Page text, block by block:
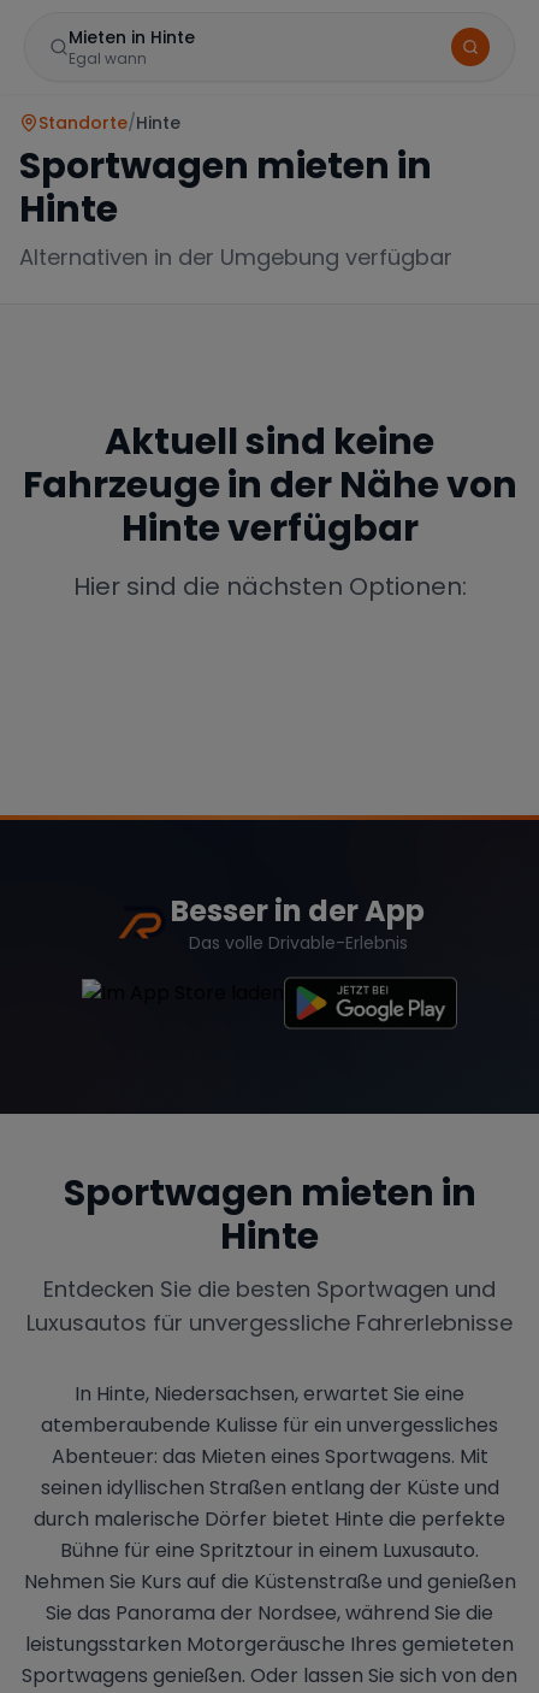
Mieten in Hinte
Egal wann
Mercedes BMW Audi
Tesla Chevrolet Dodge
Bentley Rolls Royce Aston Martin
Range Rover
Standorte/Hinte
Sportwagen mieten in
Hinte
Alternativen in der Umgebung verfügbar
Aktuell sind keine
Fahrzeuge in der Nähe von
Hinteverfügbar
Hier sind die nächsten Optionen:
Besser in der App
Das volle Drivable-Erlebnis
Sportwagen mieten in
Hinte
Entdecken Sie die besten Sportwagen und
Luxusautos für unvergessliche Fahrerlebnisse
In Hinte, Niedersachsen, erwartet Sie eine
atemberaubende Kulisse für ein unvergessliches
Abenteuer: das Mieten eines Sportwagens. Mit
seinen idyllischen Straßen entlang der Küste und
durch malerische Dörfer bietet Hinte die perfekte
Bühne für eine Spritztour in einem Luxusauto.
Nehmen Sie Kurs auf die Küstenstraße und genießen
Sie das Panorama der Nordsee, während Sie die
leistungsstarken Motorgeräusche Ihres gemieteten
Sportwagens genießen. Oder lassen Sie sich von den